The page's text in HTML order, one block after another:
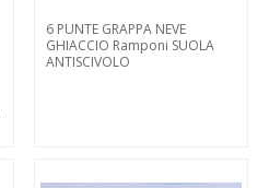
6 PUNTE GRAPPA NEVE
GHIACCIO Ramponi SUOLA
ANTISCIVOLO